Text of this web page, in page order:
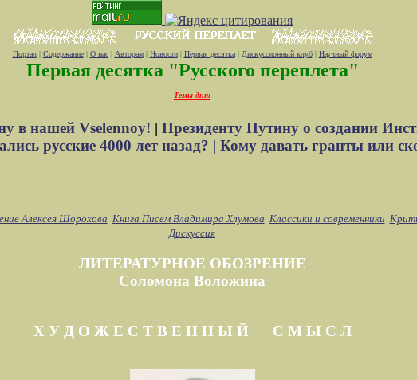
Портал| Содержание| О нас| Авторам| Новости| Первая десятка| Дискуссионный клуб| Научный форум
Первая десятка "Русского переплета"
Темы дня:
в нашей Vselennoy! | Президенту Путину о создании
русские 4000 лет назад? | Кому давать гранты или
Алексея Шорохова Книга Писем Владимира Хлумова Классики и современники
Дискуссия
ЛИТЕРАТУРНОЕ ОБОЗРЕНИЕ
Соломона Воложина
Х У Д О Ж Е С Т В Е Н Н Ы Й С М Ы С Л